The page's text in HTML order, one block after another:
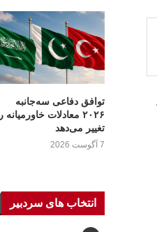
توافق دفاعی سه‌جانبه
۲۰۲۶ معادلات خاورمیانه را
تغییر می‌دهد
7 آگوست 2026
انتخاب های سردبیر